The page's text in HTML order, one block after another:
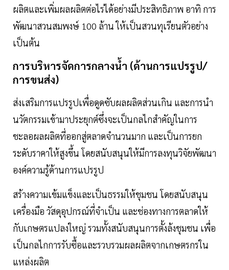
ผลิตและเพิ่มผลผลิตต่อไร่ได้อย่างมีประสิทธิภาพ อาทิ การ
พัฒนาสวนสมพงษ์ 100 ล้าน ให้เป็นสวนทุเรียนตัวอย่าง
เป็นต้น
การบริหารจัดการกลางนํ้า (ด้านการแปรรูป/
การขนส่ง)
ส่งเสริมการแปรรูปเพื่อดูดซับผลผลิตส่วนเกิน และการนํา
นวัตกรรมเข้ามาประยุกต์ซึ่งจะเป็นกลไกสําคัญในการ
ชะลอผลผลิตที่ออกสู่ตลาดจํานวนมาก และเป็นการยก
ระดับราคาให้สูงขึ้น โดยสนับสนุนให้มีการลงทุนวิจัยพัฒนา
องค์ความรู้ด้านการแปรรูป
สร้างความเข้มแข็งและเป็นธรรมให้ชุมชน โดยสนับสนุน
เครื่องมือ วัสดุอุปกรณ์ที่จําเป็น และช่องทางการตลาดให้
กับเกษตรแปลงใหญ่ รวมทั้งสนับสนุนการตั้งล้งชุมชน เพื่อ
เป็นกลไกการรับซื้อและรวบรวมผลผลิตจากเกษตรกรใน
แหล่งผลิต